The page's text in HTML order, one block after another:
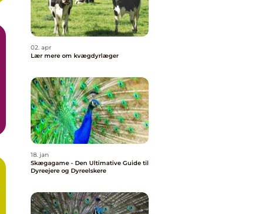
02. apr
Lær mere om kvægdyrlæger
18. jan
Skægagame - Den Ultimative Guide til
Dyreejere og Dyreelskere